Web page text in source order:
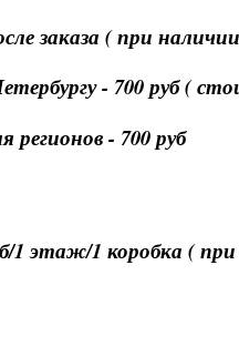
заказа ( при
- 700 руб (
- 700 руб
1 этаж/1 коробка (